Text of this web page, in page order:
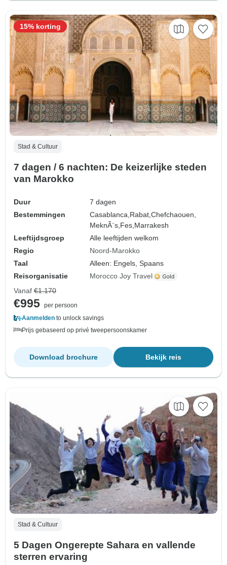
Stad & Cultuur
7 dagen / 6 nachten: De keizerlijke steden
van Marokko
Duur
7 dagen
Bestemmingen
Casablanca,Rabat,Chefchaouen,
MeknÃ¨s,Fes,Marrakesh
Leeftijdsgroep
Alle leeftijden welkom
Regio
Noord-Marokko
Taal
Alleen: Engels, Spaans
Reisorganisatie
Morocco Joy Travel
15% korting
Vanaf €1.170
€995 per persoon
Aanmelden to unlock savings
Prijs gebaseerd op privé tweepersoonskamer
Bekijk reis
Download brochure
Stad & Cultuur
5 Dagen Ongerepte Sahara en vallende
sterren ervaring